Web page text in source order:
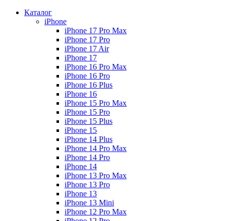
Каталог
iPhone
iPhone 17 Pro Max
iPhone 17 Pro
iPhone 17 Air
iPhone 17
iPhone 16 Pro Max
iPhone 16 Pro
iPhone 16 Plus
iPhone 16
iPhone 15 Pro Max
iPhone 15 Pro
iPhone 15 Plus
iPhone 15
iPhone 14 Plus
iPhone 14 Pro Max
iPhone 14 Pro
iPhone 14
iPhone 13 Pro Max
iPhone 13 Pro
iPhone 13
iPhone 13 Mini
iPhone 12 Pro Max